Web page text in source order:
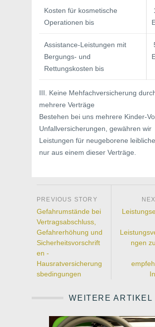
Kosten für kosmetische
Operationen bis
Assistance-Leistungen mit
Bergungs- und
Rettungskosten bis
III. Keine Mehfachversicherung
mehrere Verträge
Bestehen bei uns mehrere Kinder-
Unfallversicherungen, gewähren wir
Leistungen für neugeborene
nur aus einem dieser Verträge.
Gefahrumstände bei
Vertragsabschluss,
Gefahrerhöhung und
Sicherheitsvorschrift
en -
Hausratversicherung
sbedingungen
ngen
WEITERE ARTIKEL